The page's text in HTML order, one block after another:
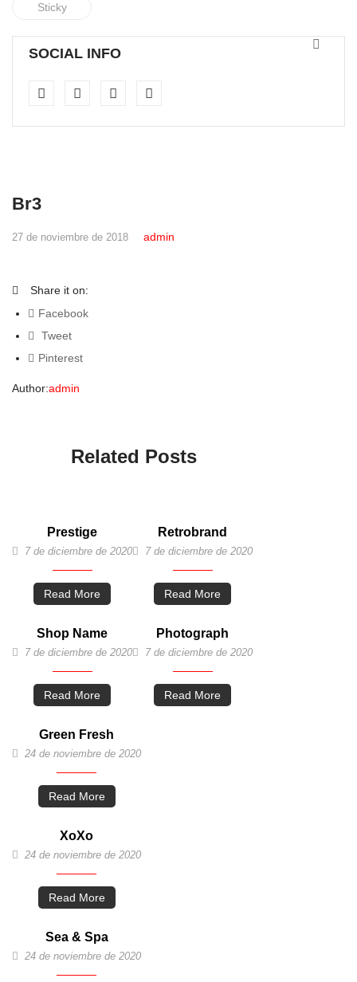
Sticky
SOCIAL INFO
Br3
27 de noviembre de 2018 admin
Share it on:
Facebook
Tweet
Pinterest
Author:admin
Related Posts
Prestige
7 de diciembre de 2020
Read More
Retrobrand
7 de diciembre de 2020
Read More
Shop Name
7 de diciembre de 2020
Read More
Photograph
7 de diciembre de 2020
Read More
Green Fresh
24 de noviembre de 2020
Read More
XoXo
24 de noviembre de 2020
Read More
Sea & Spa
24 de noviembre de 2020